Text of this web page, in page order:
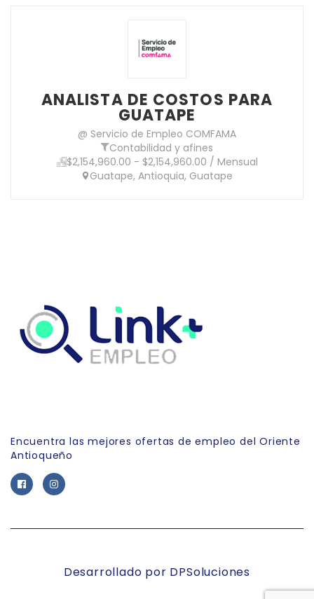
ANALISTA DE COSTOS PARA
GUATAPE
@ Servicio de Empleo COMFAMA
Contabilidad y afines
$2,154,960.00 - $2,154,960.00 / Mensual
Guatape, Antioquia, Guatape
Encuentra las mejores ofertas de empleo del Oriente
Antioqueño
Desarrollado por DPSoluciones